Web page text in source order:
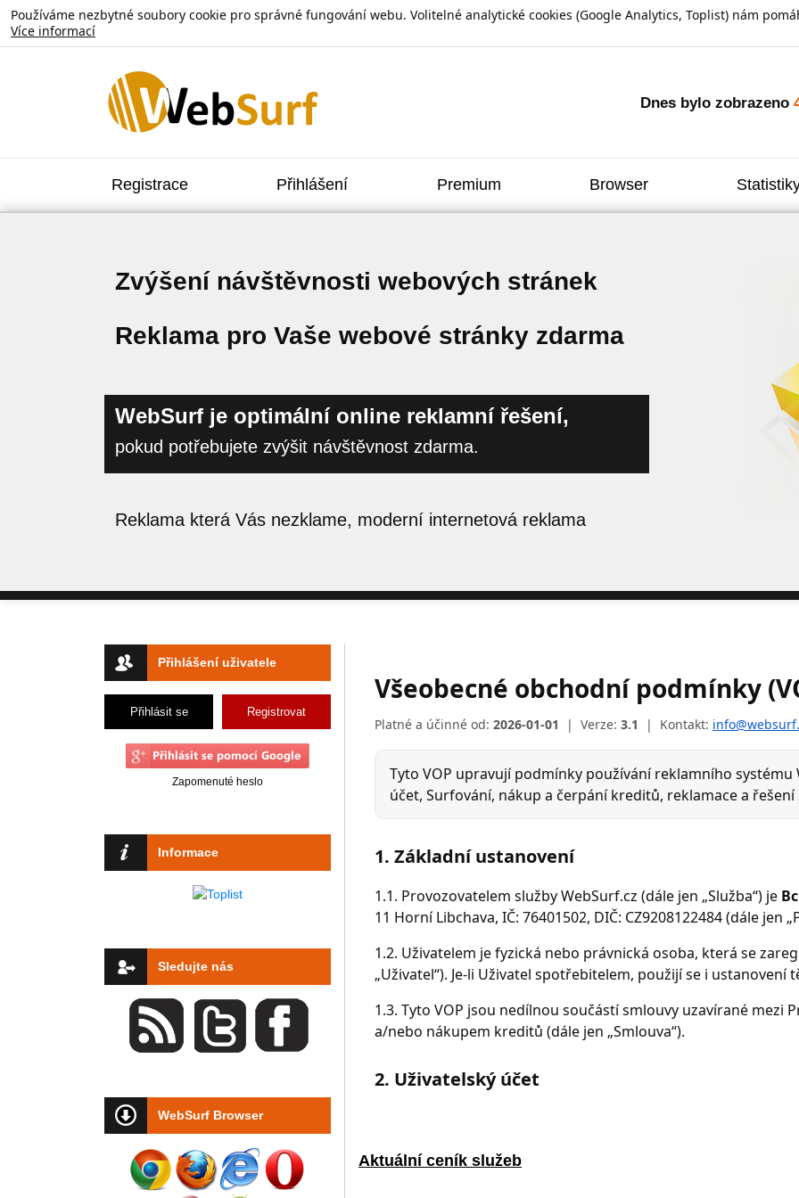
Používáme nezbytné soubory cookie pro správné fungování webu. Volitelné analytické cookies (Google Analytics, Toplist) nám
Více informací
Dnes bylo zobrazeno
Registrace Přihlášení Premium Browser
Zvýšení návštěvnosti webových stránek
Reklama pro Vaše webové stránky zdarma
WebSurf je optimální online reklamní řešení,
pokud potřebujete zvýšit návštěvnost zdarma.
Reklama která Vás nezklame, moderní internetová reklama
Přihlášení uživatele
Přihlásit se Registrovat
Zapomenuté heslo
Informace
Sledujte nás
WebSurf Browser
Aktuální ceník služeb